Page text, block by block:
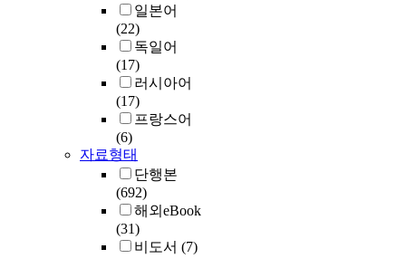
일본어
(22)
독일어
(17)
러시아어
(17)
프랑스어
(6)
자료형태
단행본
(692)
해외eBook
(31)
비도서 (7)